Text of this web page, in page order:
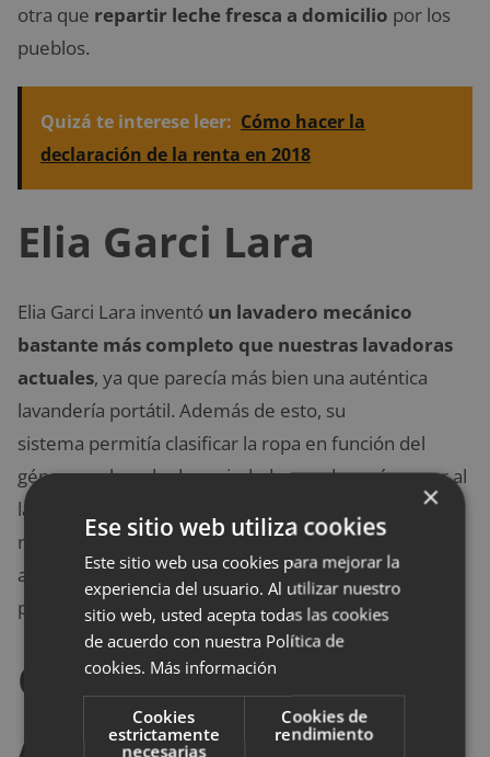
otra que repartir leche fresca a domicilio por los
pueblos.
Quizá te interese leer: Cómo hacer la
declaración de la renta en 2018
Elia Garci Lara
Elia Garci Lara inventó un lavadero mecánico
bastante más completo que nuestras lavadoras
actuales, ya que parecía más bien una auténtica
lavandería portátil. Además de esto, su
sistema permitía clasificar la ropa en función del
género o el grado de suciedad, para después pasar al
lavado con lejía, enjabonado, aclarado, escurrido
mediante un “hidro-extractor” centrífugo, secado al
aire libre o con una estufa, y finalizar con el
planchado y plegado de las impolutas prendas.
Concepción
Aleixandre Ballester
×
Ese sitio web utiliza cookies
Este sitio web usa cookies para mejorar la
experiencia del usuario. Al utilizar nuestro
sitio web, usted acepta todas las cookies
de acuerdo con nuestra Política de
cookies. Más información
Cookies
estrictamente
necesarias
Cookies de
rendimiento